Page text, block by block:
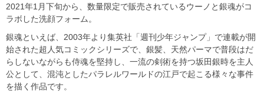
2021年1月下旬から、数量限定で販売されているウーノと銀魂がコ
ラボした洗顔フォーム。
銀魂といえば、2003年より集英社「週刊少年ジャンプ」で連載が開
始された超人気コミックシリーズで、銀髪、天然パーマで普段はだ
らしないながらも侍魂を堅持し、一流の剣術を持つ坂田銀時を主人
公として、混沌としたパラレルワールドの江戸で起こる様々な事件
を描く作品です。